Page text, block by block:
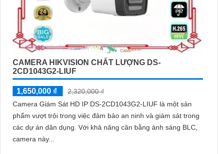
CAMERA HIKVISION CHẤT LƯỢNG DS-
2CD1043G2-LIUF
1,650,000 ₫
2,320,000 ₫
Camera Giám Sát HD IP DS-2CD1043G2-LIUF là một sản
phẩm vượt trội trong việc đảm bảo an ninh và giám sát trong
các dự án dân dụng. Với khả năng cân bằng ánh sáng BLC,
camera này...